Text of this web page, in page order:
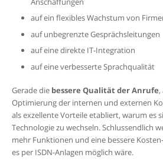
auf ein flexibles Wachstum von
auf unbegrenzte Gesprächsleitungen
auf eine direkte IT-Integration
auf eine verbesserte Sprachqualität
Gerade die bessere Qualität der Anrufe
Optimierung der internen und externen
als exzellente Vorteile etabliert, warum es
Technologie zu wechseln. Schlussendlich
mehr Funktionen und eine bessere
es per ISDN-Anlagen möglich wäre.